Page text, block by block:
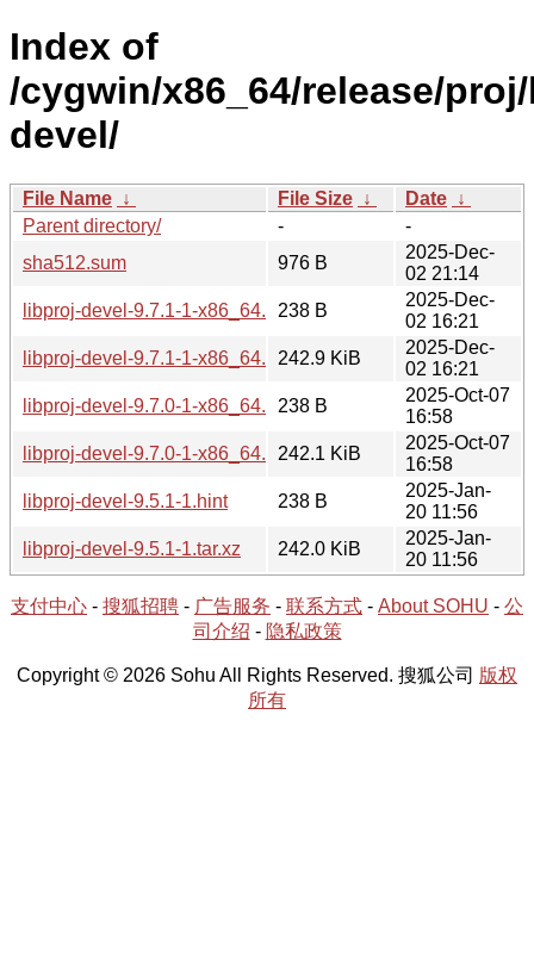
Index of
/cygwin/x86_64/release/
devel/
File Name ↓ File Size ↓ Date ↓
Parent directory/
-
-
sha512.sum
976 B
2025-Dec-
02 21:14
libproj-devel-9.7.1-1-x86_64.hint238 B
2025-Dec-
02 16:21
libproj-devel-9.7.1-1-x86_64.tar.xz242.9 KiB
2025-Dec-
02 16:21
libproj-devel-9.7.0-1-x86_64.hint238 B
2025-Oct-07
16:58
libproj-devel-9.7.0-1-x86_64.tar.xz242.1 KiB
2025-Oct-07
16:58
libproj-devel-9.5.1-1.hint
238 B
2025-Jan-
20 11:56
libproj-devel-9.5.1-1.tar.xz
242.0 KiB
2025-Jan-
20 11:56
支付中心 - 搜狐招聘 - 广告服务 - 联系方式 - About SOHU - 公
司介绍 - 隐私政策
Copyright © 2026 Sohu All Rights Reserved. 搜狐公司 版权
所有